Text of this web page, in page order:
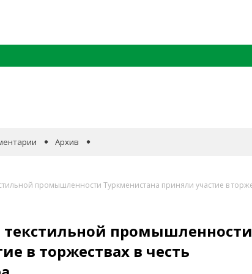
Архив
промышленности Туркменистана приняли участие в
текстильной промышленности
в торжествах в честь